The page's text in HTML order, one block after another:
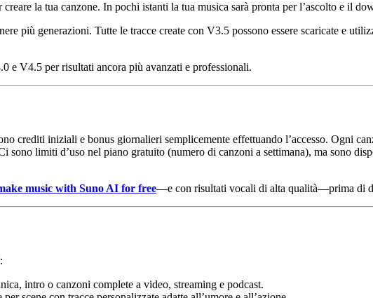
la tua canzone. In pochi istanti la tua musica sarà pronta per l’ascolto e il
più generazioni. Tutte le tracce create con V3.5 possono essere scaricate e
e V4.5 per risultati ancora più avanzati e professionali.
crediti iniziali e bonus giornalieri semplicemente effettuando l’accesso. Ogni
sono limiti d’uso nel piano gratuito (numero di canzoni a settimana), ma sono
music with Suno AI for free—e con risultati vocali di alta qualità—prima di
intro o canzoni complete a video, streaming e podcast.